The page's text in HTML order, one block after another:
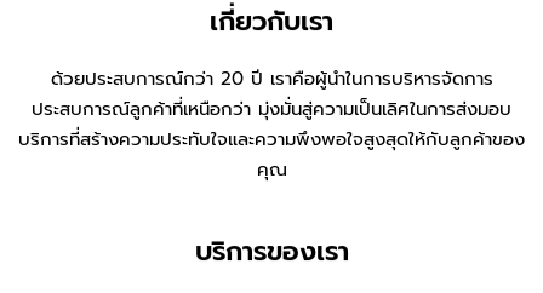
เกี่ยวกับเรา
ด้วยประสบการณ์กว่า 20 ปี เราคือผู้นำในการบริหารจัดการ
ประสบการณ์ลูกค้าที่เหนือกว่า มุ่งมั่นสู่ความเป็นเลิศในการส่งมอบ
บริการที่สร้างความประทับใจและความพึงพอใจสูงสุดให้กับลูกค้าของ
คุณ
บริการของเรา